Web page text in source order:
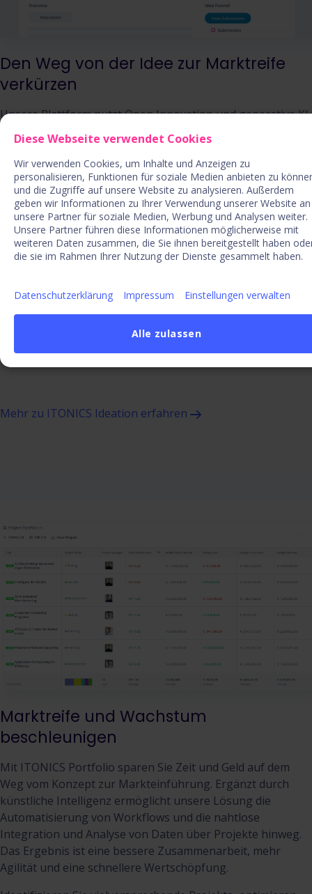
Diese Webseite verwendet Cookies
Wir verwenden Cookies, um Inhalte und Anzeigen zu
personalisieren, Funktionen für soziale Medien anbieten zu
und die Zugriffe auf unsere Website zu analysieren. Außerdem
geben wir Informationen zu Ihrer Verwendung unserer Website an
unsere Partner für soziale Medien, Werbung und Analysen weiter.
Unsere Partner führen diese Informationen möglicherweise mit
weiteren Daten zusammen, die Sie ihnen bereitgestellt haben
die sie im Rahmen Ihrer Nutzung der Dienste gesammelt haben.
Datenschutzerklärung Impressum Einstellungen verwalten
Alle zulassen
Den Weg von der Idee zur Marktreife
verkürzen
Unsere Plattform nutzt Open Innovation und generative KI,
um bessere Ideen zu entwickeln. Mehr Ideen bedeuten
aber auch eine wachsende Herausforderung, diese effektiv
zu managen. Dies erfordert ein System, das nicht nur
skalierbar und intelligent ist, sondern auch in der Lage, die
richtigen Ideen zur richtigen Zeit zu identifizieren und zu
fördern.
ITONICS Ideation optimiert den Ideenmanagementprozess
und verbindet Ihr Ideen-Ökosystem mit aktuellem
Erweitern Sie Ihre Innovationskampagnen mit
und automatisierter Bewertung. So steigert ITONICS
Mehr zu ITONICS Ideation erfahren
Marktreife und Wachstum
beschleunigen
Mit ITONICS Portfolio sparen Sie Zeit und Geld auf dem
Weg vom Konzept zur Markteinführung. Ergänzt durch
künstliche Intelligenz ermöglicht unsere Lösung die
Automatisierung von Workflows und die nahtlose
Integration und Analyse von Daten über Projekte hinweg.
Das Ergebnis ist eine bessere Zusammenarbeit, mehr
Agilität und eine schnellere Wertschöpfung.